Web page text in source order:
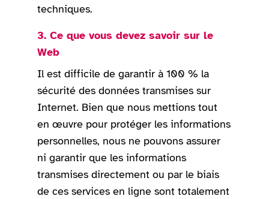
techniques.
3. Ce que vous devez savoir sur le
Web
Il est difficile de garantir à 100 % la
sécurité des données transmises sur
Internet. Bien que nous mettions tout
en œuvre pour protéger les informations
personnelles, nous ne pouvons assurer
ni garantir que les informations
transmises directement ou par le biais
de ces services en ligne sont totalement